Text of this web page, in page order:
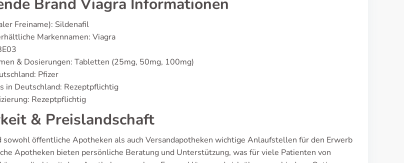
Brand Viagra Informationen
Freiname): Sildenafil
Markennamen: Viagra
& Dosierungen: Tabletten (25mg, 50mg, 100mg)
Pfizer
in Deutschland: Rezeptpflichtig
Rezeptpflichtig
& Preislandschaft
sowohl öffentliche Apotheken als auch Versandapotheken wichtige Anlaufstellen für den Erwerb
Apotheken bieten persönliche Beratung und Unterstützung, was für viele Patienten von